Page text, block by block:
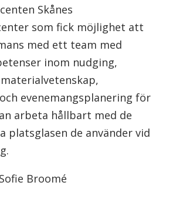
Skånes
som fick möjlighet att
med ett team med
inom nudging,
evenemangsplanering för
arbeta hållbart med de
platsglasen de använder vid
Broomé